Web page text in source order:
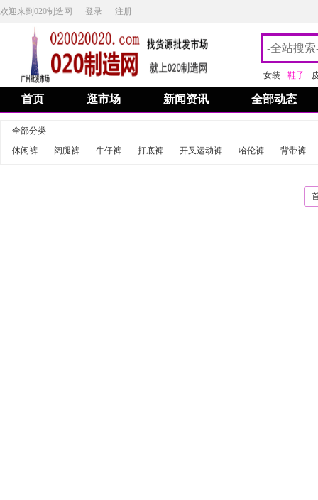
欢迎来到020制造网 登录 注册
女装 鞋子
首页 逛市场 新闻资讯 全部动态
全部分类
休闲裤
阔腿裤 牛仔裤 打底裤 开叉运动裤 哈伦裤 背带裤